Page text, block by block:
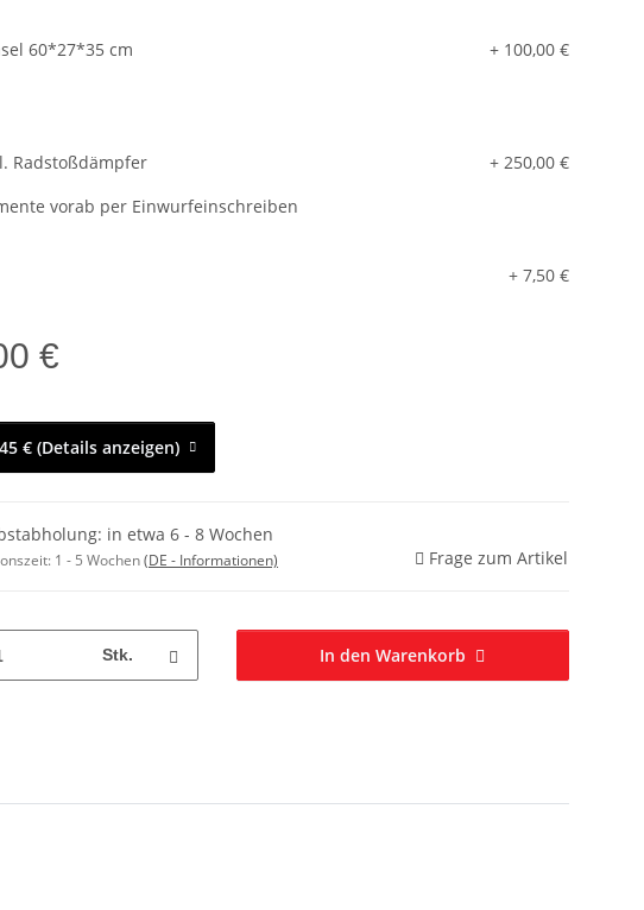
60*27*35 cm
+ 100,00 €
Radstoßdämpfer
+ 250,00 €
vorab per Einwurfeinschreiben
+ 7,50 €
€
€ (Details anzeigen)
in etwa 6 - 8 Wochen
1 - 5 Wochen(DE - Informationen) Frage zum Artikel
Stk. In den Warenkorb